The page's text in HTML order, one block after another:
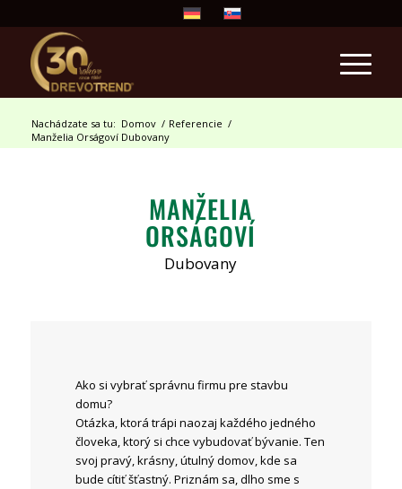
Nachádzate sa tu: Domov / Referencie /
Manželia Orságoví Dubovany
MANŽELIA
ORSÁGOVÍ
Dubovany
Ako si vybrať správnu firmu pre stavbu
domu?
Otázka, ktorá trápi naozaj každého jedného
človeka, ktorý si chce vybudovať bývanie. Ten
svoj pravý, krásny, útulný domov, kde sa
bude cítiť šťastný. Priznám sa, dlho sme s